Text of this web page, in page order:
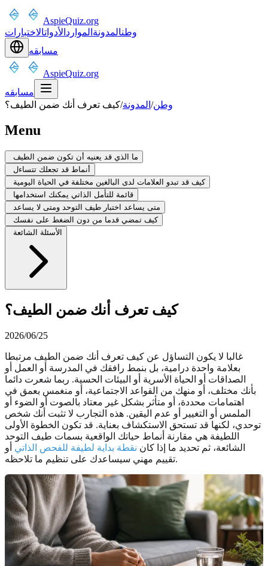
AspieQuiz.org
وطنالمدونة الموارد الأدواتالاختبارات
مسابقه
AspieQuiz.org
مسابقه
وطن/ المدونة/كيف تعرف أنك ضمن الطيف؟
Menu
ما الذي قد يعنيه أن تكون ضمن الطيف
أنماط قد تجعلك تتساءل
كيف قد تبدو العلامات لدى البالغين مختلفة في الحياة اليومية
قائمة للتأمل الذاتي يمكنك استخدامها
متى يساعد اختبار طيف التوحد ومتى لا يساعد
كيف تمضي قدما من دون الضغط على نفسك
الأسئلة الشائعة
كيف تعرف أنك ضمن الطيف؟
2026/06/25
غالبا لا يكون التساؤل عن كيف تعرف أنك ضمن الطيف مرتبطا
بعلامة واحدة درامية، بل بنمط رافقك في المدرسة أو العمل أو
الصداقات أو الحياة الأسرية أو البيئات الحسية. ربما شعرت دائما
بأنك مختلف، أو منهك من القواعد الاجتماعية، أو منغمس بعمق في
اهتمامات محددة، أو متأثر بشكل غير معتاد بالصوت أو الضوء أو
الملمس أو التغيير أو عدم اليقين. هذه التجارب لا تثبت أنك شخص
توحدي، لكنها قد تستحق الاستكشاف بعناية. قد تكون الخطوة الأولى
اللطيفة هي مقارنة أنماط حياتك الواقعية بسمات طيف التوحد
الشائعة، ثم تحديد ما إذا كان نقطة بداية لطيفة للفحص الذاتي أو
تقييم مهني سيساعدك على تنظيم ما تلاحظه.